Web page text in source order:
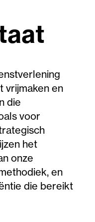
vrijmaken en
die
voor
het
onze
en
die bereikt